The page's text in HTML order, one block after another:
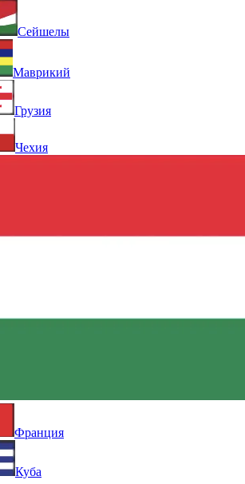
Сейшелы
Маврикий
Грузия
Чехия
Франция
Куба